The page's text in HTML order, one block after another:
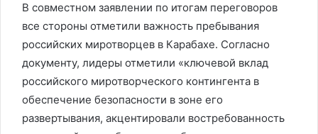
В совместном заявлении по итогам переговоров
все стороны отметили важность пребывания
российских миротворцев в Карабахе. Согласно
документу, лидеры отметили «ключевой вклад
российского миротворческого контингента в
обеспечение безопасности в зоне его
развертывания, акцентировали востребованность